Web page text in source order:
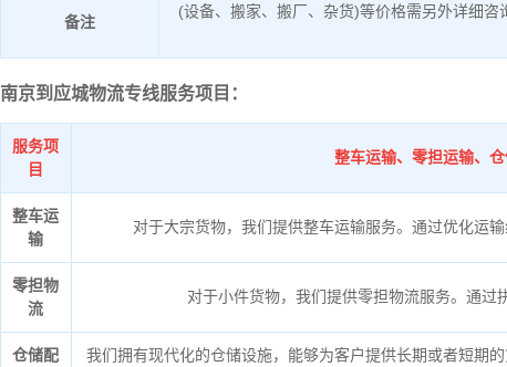
备注
(设备、搬家、搬厂、杂货)等价格需另外详细
南京到应城物流专线服务项目：
服务项
目
整车运输、零担运输、
整车运
输
对于大宗货物，我们提供整车运输服务。通过优化运
零担物
流
对于小件货物，我们提供零担物流服务。通过
仓储配
我们拥有现代化的仓储设施，能够为客户提供长期或者短期